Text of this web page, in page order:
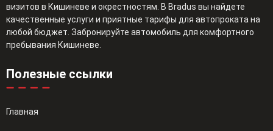
визитов в Кишиневе и окрестностям. В Bradus вы найдете
качественные услуги и приятные тарифы для автопроката на
любой бюджет. Забронируйте автомобиль для комфортного
пребывания Кишиневе.
Полезные ссылки
Главная